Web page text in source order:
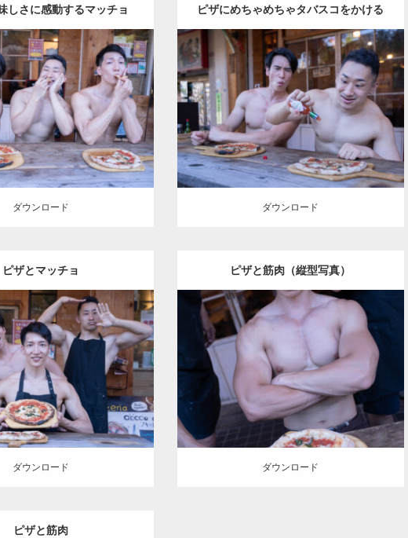
しさに感動するマッチョ
2024.06.7
ザ屋のマッチョ（方南町）
AKIHITO(細マッチョ)
資系筋肉 方南町（東京）
ダウンロード
ピザにめちゃめちゃタバスコをかける
マッチョ
Update:2024.06.7
Category:
ピザ屋のマッチョ（方南町）
kaichan SOSUKE 外資系筋肉 方南町
（東京）
ダウンロード
ダウンロード
ピザとマッチョ
2024.06.7
ザ屋のマッチョ（方南町）
AKIHITO(細マッチョ)
資系筋肉 方南町（東京）
ダウンロード
ピザと筋肉（縦型写真）
Update:2024.06.20
Category: ピザ屋のマッチョ（方南町）
kaichan SOSUKE 大胸筋 方南町（東
京）
ダウンロード
ダウンロード
ピザと筋肉